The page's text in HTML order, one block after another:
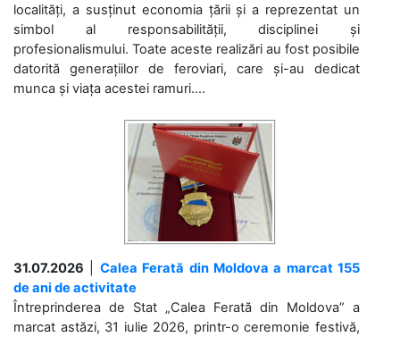
localități, a susținut economia țării și a reprezentat un
simbol al responsabilității, disciplinei și
profesionalismului. Toate aceste realizări au fost posibile
datorită generațiilor de feroviari, care și-au dedicat
munca și viața acestei ramuri....
31.07.2026
Calea Ferată din Moldova a marcat 155
de ani de activitate
Întreprinderea de Stat „Calea Ferată din Moldova” a
marcat astăzi, 31 iulie 2026, printr-o ceremonie festivă,